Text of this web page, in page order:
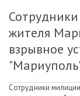
жителя
взрывное
Сотрудники